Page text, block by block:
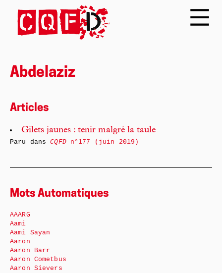
Abdelaziz
Articles
Gilets jaunes : tenir malgré la taule
Paru dansCQFDn°177 (juin 2019)
Mots Automatiques
AAARG
Aami
Aami Sayan
Aaron
Aaron Barr
Aaron Cometbus
Aaron Sievers